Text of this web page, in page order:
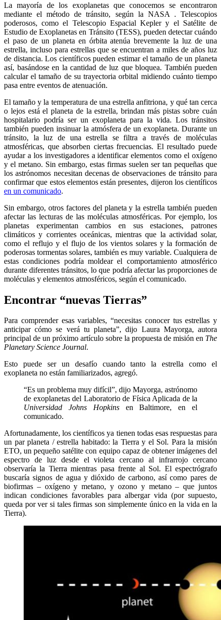
La mayoría de los exoplanetas que conocemos se encontraron
mediante el método de tránsito, según la NASA . Telescopios
poderosos, como el Telescopio Espacial Kepler y el Satélite de
Estudio de Exoplanetas en Tránsito (TESS), pueden detectar cuándo
el paso de un planeta en órbita atenúa brevemente la luz de una
estrella, incluso para estrellas que se encuentran a miles de años luz
de distancia. Los científicos pueden estimar el tamaño de un planeta
así, basándose en la cantidad de luz que bloquea. También pueden
calcular el tamaño de su trayectoria orbital midiendo cuánto tiempo
pasa entre eventos de atenuación.
El tamaño y la temperatura de una estrella anfitriona, y qué tan cerca
o lejos está el planeta de la estrella, brindan más pistas sobre cuán
hospitalario podría ser un exoplaneta para la vida. Los tránsitos
también pueden insinuar la atmósfera de un exoplaneta. Durante un
tránsito, la luz de una estrella se filtra a través de moléculas
atmosféricas, que absorben ciertas frecuencias. El resultado puede
ayudar a los investigadores a identificar elementos como el oxígeno
y el metano. Sin embargo, estas firmas suelen ser tan pequeñas que
los astrónomos necesitan decenas de observaciones de tránsito para
confirmar que estos elementos están presentes, dijeron los científicos
en un comunicado.
Sin embargo, otros factores del planeta y la estrella también pueden
afectar las lecturas de las moléculas atmosféricas. Por ejemplo, los
planetas experimentan cambios en sus estaciones, patrones
climáticos y corrientes oceánicas, mientras que la actividad solar,
como el reflujo y el flujo de los vientos solares y la formación de
poderosas tormentas solares, también es muy variable. Cualquiera de
estas condiciones podría moldear el comportamiento atmosférico
durante diferentes tránsitos, lo que podría afectar las proporciones de
moléculas y elementos atmosféricos, según el comunicado.
Encontrar “nuevas Tierras”
Para comprender esas variables, “necesitas conocer tus estrellas y
anticipar cómo se verá tu planeta”, dijo Laura Mayorga, autora
principal de un próximo artículo sobre la propuesta de misión en The
Planetary Science Journal.
Esto puede ser un desafío cuando tanto la estrella como el
exoplaneta no están familiarizados, agregó.
“Es un problema muy difícil”, dijo Mayorga, astrónomo
de exoplanetas del Laboratorio de Física Aplicada de la
Universidad Johns Hopkinsen Baltimore, en el
comunicado.
Afortunadamente, los científicos ya tienen todas esas respuestas para
un par planeta / estrella habitado: la Tierra y el Sol. Para la misión
ETO, un pequeño satélite con equipo capaz de obtener imágenes del
espectro de luz desde el violeta cercano al infrarrojo cercano
observaría la Tierra mientras pasa frente al Sol. El espectrógrafo
buscaría signos de agua y dióxido de carbono, así como pares de
biofirmas – oxígeno y metano, y ozono y metano – que juntos
indican condiciones favorables para albergar vida (por supuesto,
queda por ver si tales firmas son simplemente único en la vida en la
Tierra).